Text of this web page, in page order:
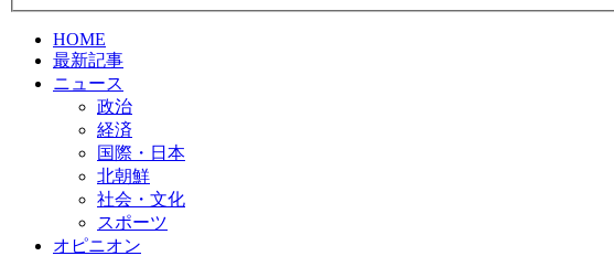
HOME
最新記事
ニュース
政治
経済
国際・日本
北朝鮮
社会・文化
スポーツ
オピニオン